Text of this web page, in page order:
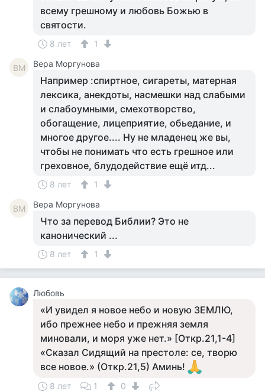
всему грешному и любовь Божью в
святости.
8 лет 1
ВМ Вера Моргунова
Например :спиртное, сигареты, матерная
лексика, анекдоты, насмешки над слабыми
и слабоумными, смехотворство,
обогащение, лицеприятие, обьедание, и
многое другое.... Ну не младенец же вы,
чтобы не понимать что есть грешное или
греховное, блудодействие ещё итд...
8 лет 1
ВМ Вера Моргунова
Что за перевод Библии? Это не
канонический ...
8 лет 1
Любовь
«И увидел я новое небо и новую ЗЕМЛЮ,
ибо прежнее небо и прежняя земля
миновали, и моря уже нет.» [Откр.21,1-4]
«Сказал Сидящий на престоле: се, творю
все новое.» (Откр.21,5) Аминь!
8 лет 1
0